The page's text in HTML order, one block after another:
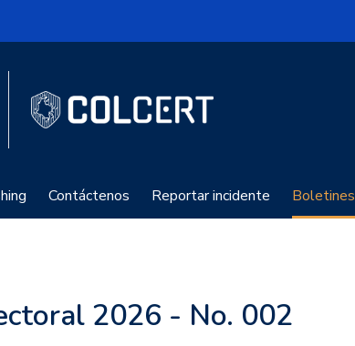
ColCERT
Contáctenos Reportar incidente Boletines
2026 - No. 002